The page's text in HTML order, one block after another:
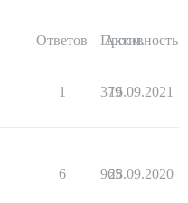
Ответов Просм.
Активность
1 379
16.09.2021
6 965
28.09.2020